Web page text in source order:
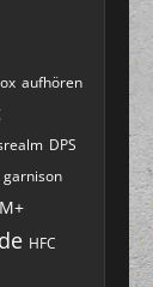
aufhören
DPS
garnison
HFC